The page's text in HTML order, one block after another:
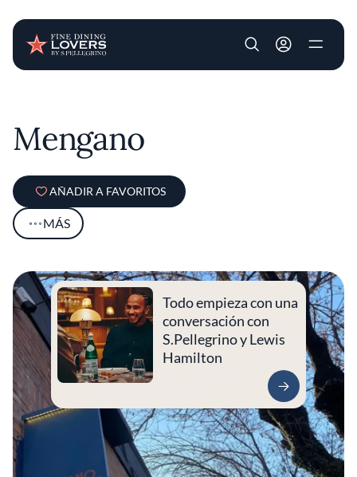
User account
Mengano
AÑADIR A FAVORITOS
MÁS
Todo empieza con una
conversación con
S.Pellegrino y Lewis
Hamilton